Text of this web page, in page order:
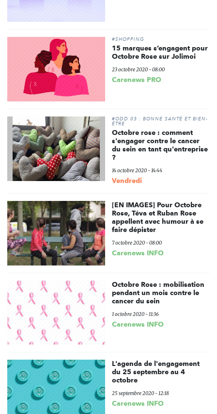
#SHOPPING
15 marques s’engagent pour
Octobre Rose sur Jolimoi
23 octobre 2020 - 08:00
Carenews PRO
#ODD 03 : BONNE SANTÉ ET BIEN-
ÊTRE
Octobre rose : comment
s'engager contre le cancer
du sein en tant qu'entreprise
?
14 octobre 2020 - 14:44
Vendredi
[EN IMAGES] Pour Octobre
Rose, Téva et Ruban Rose
appellent avec humour à se
faire dépister
7 octobre 2020 - 08:00
Carenews INFO
Octobre Rose : mobilisation
pendant un mois contre le
cancer du sein
1 octobre 2020 - 11:36
Carenews INFO
L'agenda de l'engagement
du 25 septembre au 4
octobre
25 septembre 2020 - 12:18
Carenews INFO